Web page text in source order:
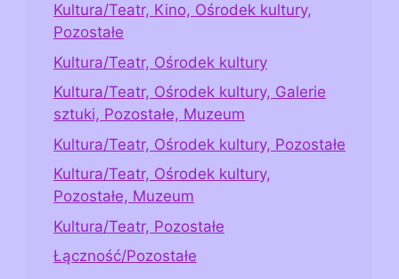
Kultura/Teatr, Kino, Ośrodek kultury,
Pozostałe
Kultura/Teatr, Ośrodek kultury
Kultura/Teatr, Ośrodek kultury, Galerie
sztuki, Pozostałe, Muzeum
Kultura/Teatr, Ośrodek kultury, Pozostałe
Kultura/Teatr, Ośrodek kultury,
Pozostałe, Muzeum
Kultura/Teatr, Pozostałe
Łączność/Pozostałe